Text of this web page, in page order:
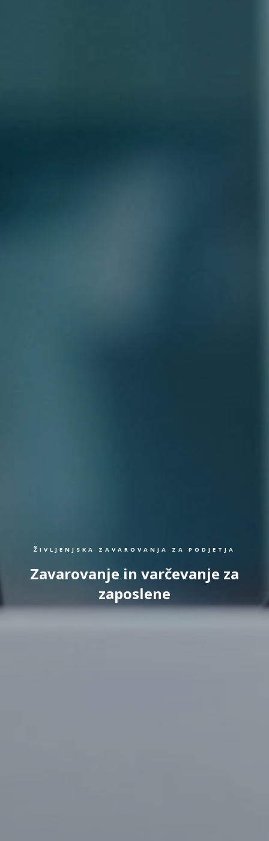
ŽIVLJENJSKA ZAVAROVANJA ZA PODJETJA
Zavarovanje in varčevanje za
zaposlene